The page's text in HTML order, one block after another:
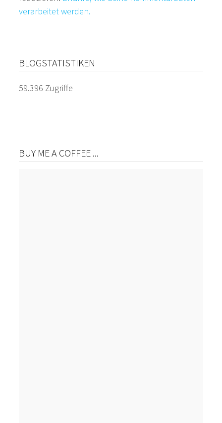
verarbeitet werden.
BLOGSTATISTIKEN
59.396 Zugriffe
BUY ME A COFFEE ...